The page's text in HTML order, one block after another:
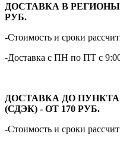
ДОСТАВКА В РЕГИОНЫ
РУБ.
-Стоимость и сроки
-Доставка с ПН по ПТ с
ДОСТАВКА ДО
(СДЭК) - ОТ 170 РУБ.
-Стоимость и сроки